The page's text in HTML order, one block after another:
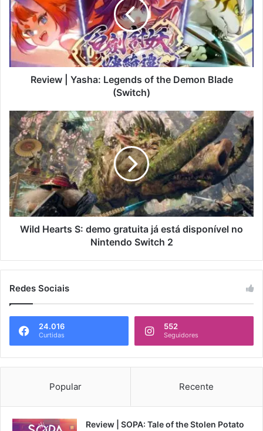
Review | Yasha: Legends of the Demon Blade
(Switch)
Wild Hearts S: demo gratuita já está disponível no
Nintendo Switch 2
Redes Sociais
24.016
Curtidas
552
Seguidores
Popular Recente
Review | SOPA: Tale of the Stolen Potato